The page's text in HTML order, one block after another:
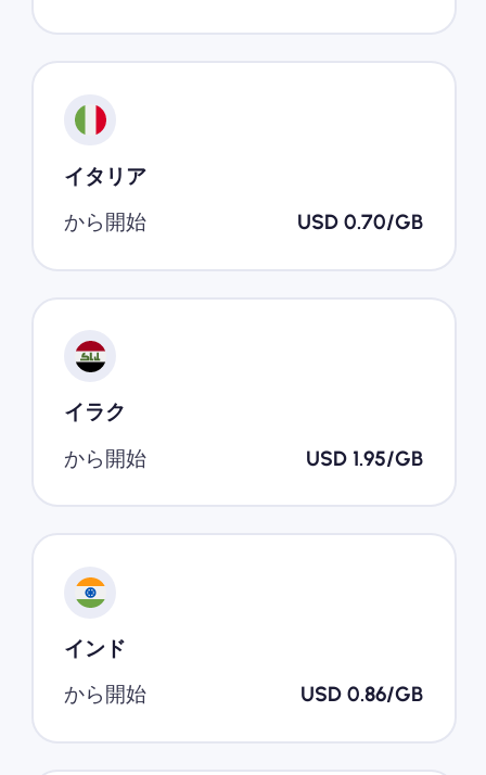
イタリア
から開始
USD 0.70/GB
イラク
から開始
USD 1.95/GB
インド
から開始
USD 0.86/GB